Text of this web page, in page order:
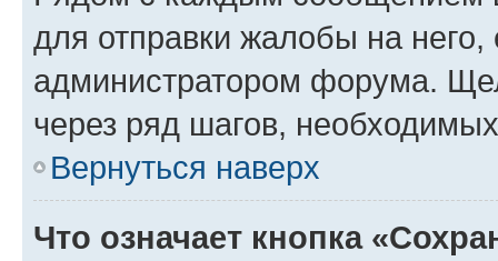
для отправки жалобы на
администратором форума.
через ряд шагов,
Вернуться наверх
Что означает кнопка